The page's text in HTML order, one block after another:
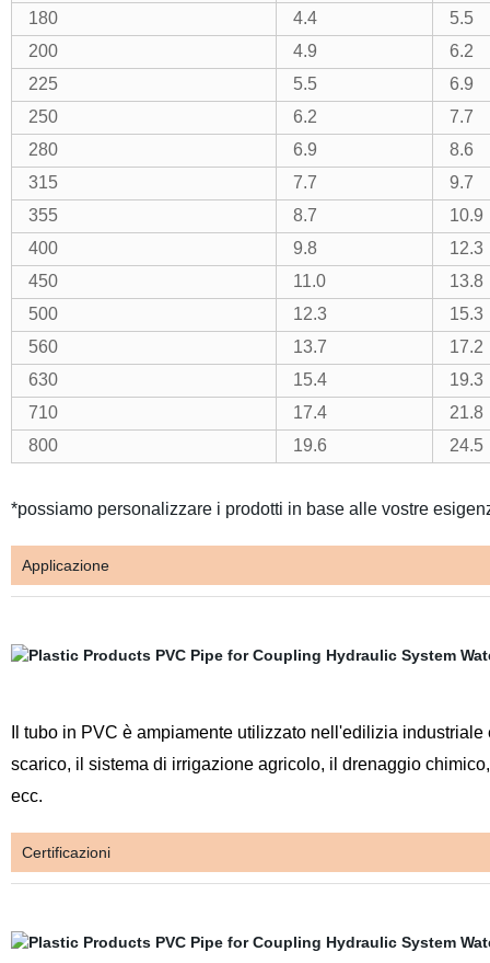
180
4.4
5.5
200
4.9
6.2
225
5.5
6.9
250
6.2
7.7
280
6.9
8.6
315
7.7
9.7
355
8.7
10.9
400
9.8
12.3
450
11.0
13.8
500
12.3
15.3
560
13.7
17.2
630
15.4
19.3
710
17.4
21.8
800
19.6 24.5
*possiamo personalizzare i prodotti in base alle vostre
Applicazione
Il tubo in PVC è ampiamente utilizzato nell'edilizia
scarico, il sistema di irrigazione agricolo, il drenaggio
ecc.
Certificazioni